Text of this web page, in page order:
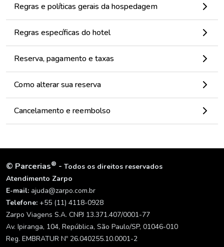
Regras e políticas gerais da hospedagem
Regras específicas do hotel
Reserva, pagamento e taxas
Como alterar sua reserva
Cancelamento e reembolso
© Parcerias® - Todos os direitos reservados
Atendimento Zarpo
E-mail: ajuda@zarpo.com.br
Telefone: +55 (11) 4118-0928
Zarpo Viagens S.A. CNPJ 13.371.407/0001-77
Av. Ipiranga, 104, República, São Paulo/SP, 01046-010
Reg. EMBRATUR Nº 26.040255.10.0001-2